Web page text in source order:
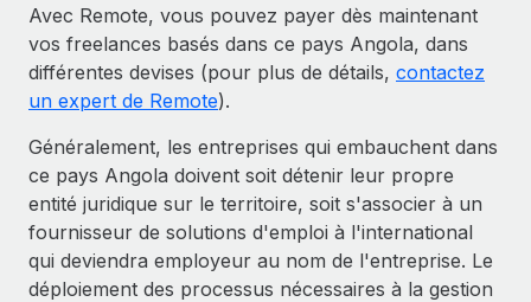
Avec Remote, vous pouvez payer dès maintenant
vos freelances basés dans ce pays Angola, dans
différentes devises (pour plus de détails, contactez
un expert de Remote).
Généralement, les entreprises qui embauchent dans
ce pays Angola doivent soit détenir leur propre
entité juridique sur le territoire, soit s'associer à un
fournisseur de solutions d'emploi à l'international
qui deviendra employeur au nom de l'entreprise. Le
déploiement des processus nécessaires à la gestion